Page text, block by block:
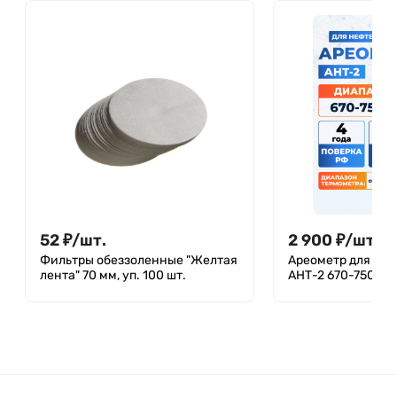
52₽/шт.
Фильтры обеззоленные "Желтая
лента" 70 мм, уп. 100 шт.
2 900 ₽/шт.
Ареометр для
АНТ-2 670-750,